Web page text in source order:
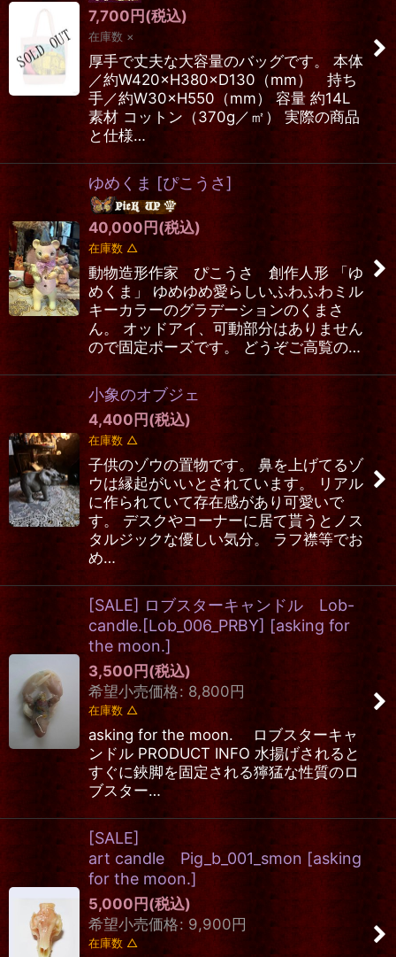
絞り込む
7,700円(税込)
在庫数 ×
厚手で丈夫な大容量のバッグです。 本体
／約W420×H380×D130（mm） 持ち
手／約W30×H550（mm） 容量 約14L
素材 コットン（370g／㎡） 実際の商品
と仕様…
ゆめくま [ぴこうさ]
40,000円(税込)
在庫数 △
動物造形作家 ぴこうさ 創作人形 「ゆ
めくま」 ゆめゆめ愛らしいふわふわミル
キーカラーのグラデーションのくまさ
ん。 オッドアイ、可動部分はありません
ので固定ポーズです。 どうぞご高覧の…
小象のオブジェ
4,400円(税込)
在庫数 △
子供のゾウの置物です。 鼻を上げてるゾ
ウは縁起がいいとされています。 リアル
に作られていて存在感があり可愛いで
す。 デスクやコーナーに居て貰うとノス
タルジックな優しい気分。 ラフ襟等でお
め…
[SALE] ロブスターキャンドル Lob-
candle.[Lob_006_PRBY] [asking for
the moon.]
3,500円(税込)
希望小売価格: 8,800円
在庫数 △
asking for the moon. ロブスターキャ
ンドル PRODUCT INFO 水揚げされると
すぐに鋏脚を固定される獰猛な性質のロ
ブスター…
[SALE]
art candle Pig_b_001_smon [asking
for the moon.]
5,000円(税込)
希望小売価格: 9,900円
在庫数 △